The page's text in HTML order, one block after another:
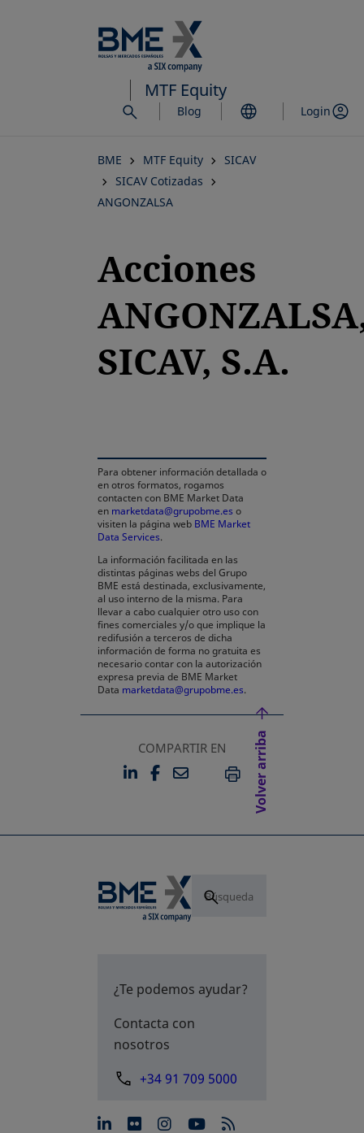
al
contenido
principal
MTF Equity
Blog Login
BME MTF Equity
SICAV
SICAV Cotizadas
ANGONZALSA
Acciones
SICAV, S.A.
Para obtener información detallada o
en otros formatos, rogamos
contacten con BME Market Data
en marketdata@grupobme.es o
visiten la página web BME Market
Data Services.
La información facilitada en las
distintas páginas webs del Grupo
BME está destinada, exclusivamente,
al uso interno de la misma. Para
llevar a cabo cualquier otro uso con
fines comerciales y/o que implique la
redifusión a terceros de dicha
información de forma no gratuita es
necesario contar con la autorización
expresa previa de BME Market
Data marketdata@grupobme.es.
COMPARTIR EN
LINKEDIN
SE ABRE EN UNA PESTAÑA
FACEBOOK
SE ABRE EN UNA
EMAILIMPRIMIR
Volver arriba
¿Te podemos ayudar?
Contacta con
nosotros
+34 91 709 5000
se abre en una pestaña
se abre en una pestaña
se abre en una
se abre en una